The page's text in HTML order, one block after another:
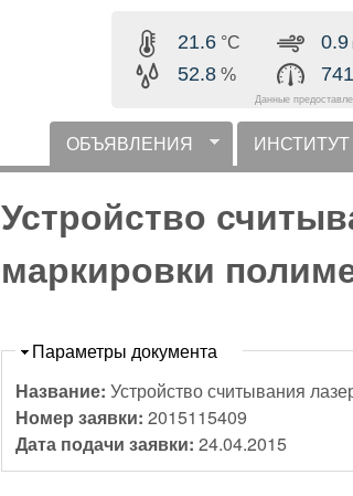
содержанию
21.6 °C
52.8 %
0.9
741
Данные
горизонтальное меню
ОБЪЯВЛЕНИЯ ИНСТИТУТ
Устройство
маркировки
Скрыть
Параметры документа
Название:Устройство считывания
Номер заявки:2015115409
Дата подачи заявки:24.04.2015